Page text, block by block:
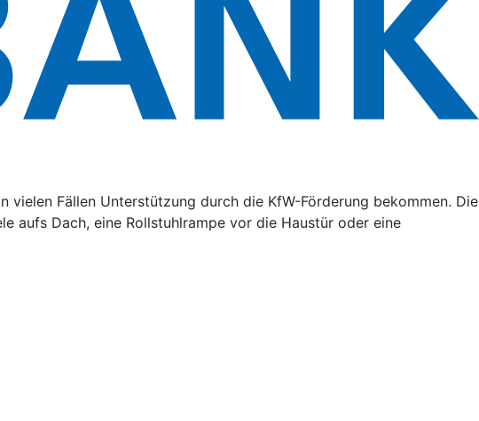
vielen Fällen Unterstützung durch die KfW-Förderung bekommen. Die
aufs Dach, eine Rollstuhlrampe vor die Haustür oder eine